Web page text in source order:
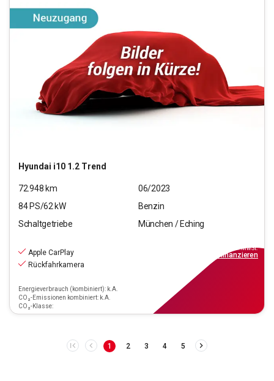
Hyundai i10 1.2 Trend
72.948 km
06/2023
84PS/62 kW
Benzin
Schaltgetriebe
München / Eching
Apple CarPlay
Rückfahrkamera
Energieverbrauch (kombiniert): k.A.
CO₂-Emissionen kombiniert: k.A.
CO₂-Klasse:
inkl.MwSt.
finanzieren
1 2 3 4 5